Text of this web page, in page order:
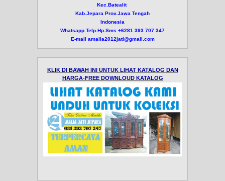
Kec.Batealit
Kab.Jepara Prov.Jawa Tengah
Indonesia
Whatsapp.Telp.Hp.Sms +6281 393 707 347
E-mail amalia2012jati@gmail.com
KLIK DI BAWAH INI UNTUK LIHAT KATALOG DAN
HARGA-FREE DOWNLOUD KATALOG